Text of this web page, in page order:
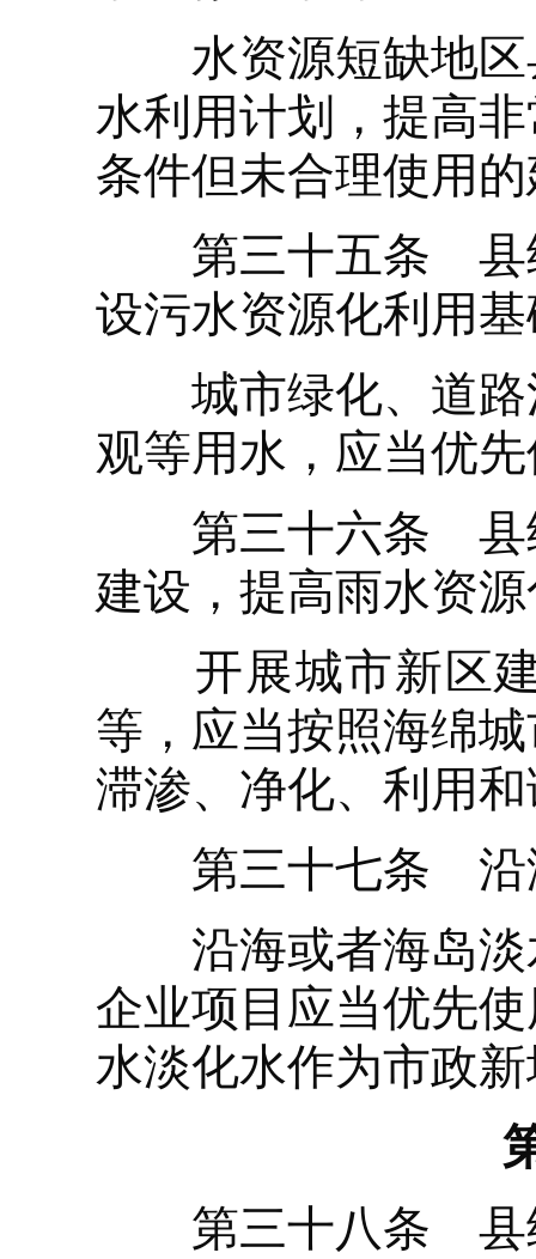
水资源短缺地区
水利用计划，提高
条件但未合理使用
第三十五条 县级
设污水资源化利用
城市绿化、道路
观等用水，应当优
第三十六条 县级
建设，提高雨水资
开展城市新区建
等，应当按照海绵
滞渗、净化、利用
第三十七条 沿海
沿海或者海岛淡
企业项目应当优先
水淡化水作为市政
第三十八条 县级